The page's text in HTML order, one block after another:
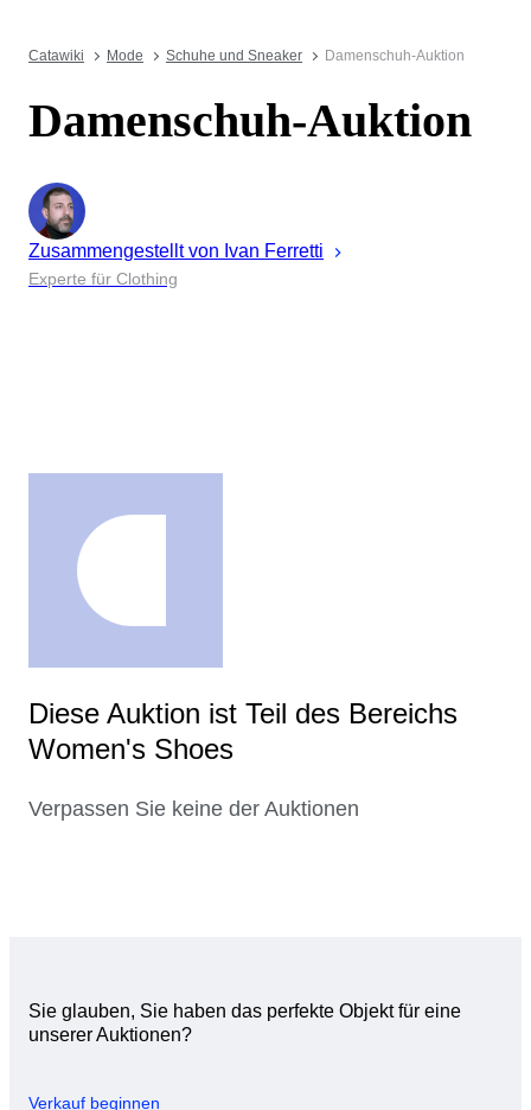
Catawiki Mode Schuhe und Sneaker Damenschuh-Auktion
Damenschuh-Auktion
Zusammengestellt von Ivan Ferretti
Experte für Clothing
Diese Auktion ist Teil des Bereichs
Women's Shoes
Verpassen Sie keine der Auktionen
Sie glauben, Sie haben das perfekte Objekt für eine
unserer Auktionen?
Verkauf beginnen